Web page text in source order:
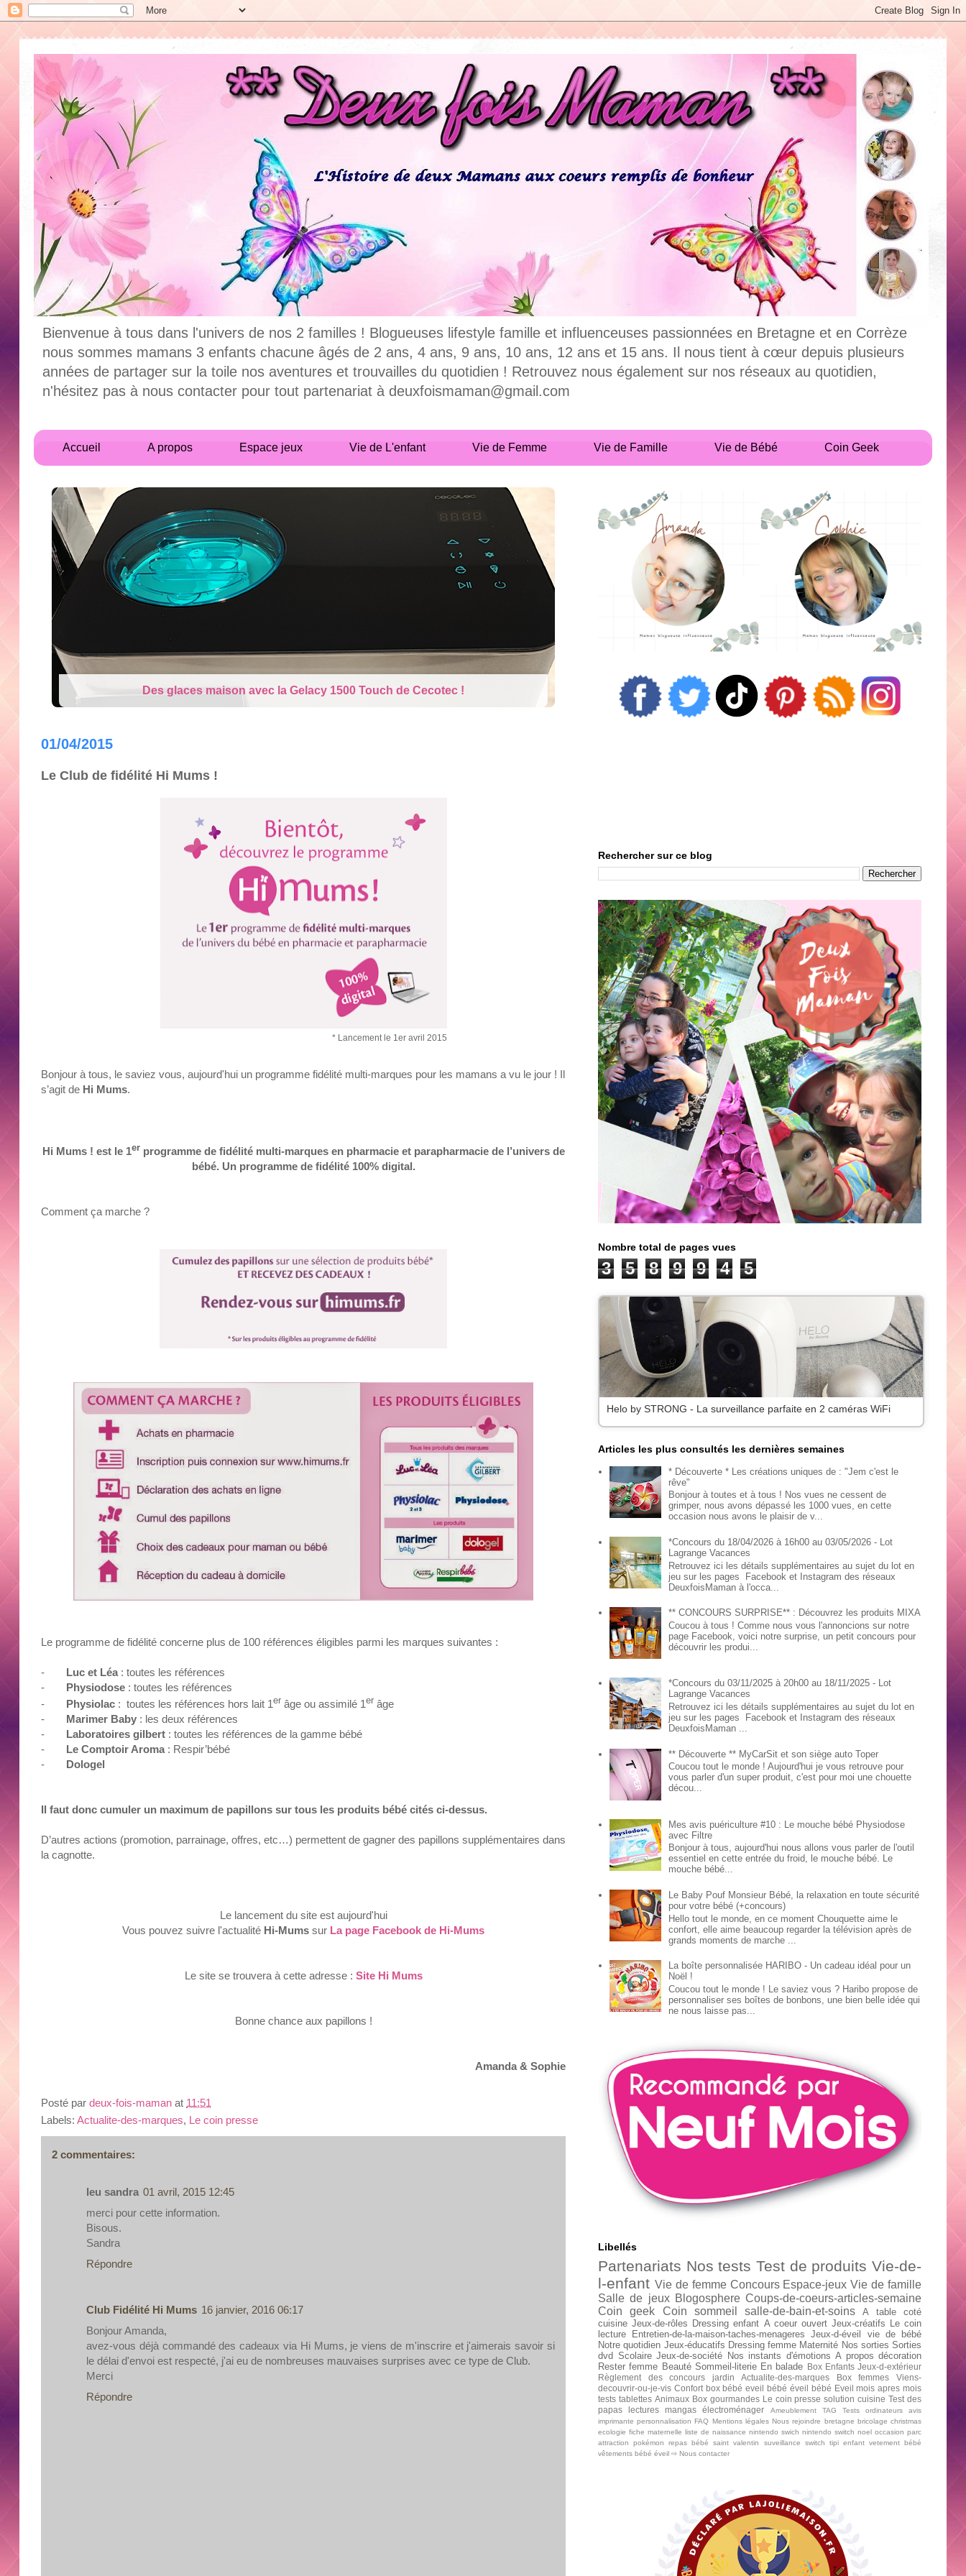
Bienvenue à tous dans l'univers de nos 2 familles ! Blogueuses lifestyle famille et influenceuses passionnées en Bretagne et en Corrèze
nous sommes mamans 3 enfants chacune âgés de 2 ans, 4 ans, 9 ans, 10 ans, 12 ans et 15 ans. Il nous tient à cœur depuis plusieurs
années de partager sur la toile nos aventures et trouvailles du quotidien ! Retrouvez nous également sur nos réseaux au quotidien,
n'hésitez pas à nous contacter pour tout partenariat à deuxfoismaman@gmail.com
Accueil A propos Espace jeux Vie de L'enfant Vie de Femme Vie de Famille Vie de Bébé Coin Geek
Cry Babies Fantasy Dream la Licorne : La poupée qui pleure
01/04/2015
Le Club de fidélité Hi Mums !
* Lancement le 1er avril 2015
Bonjour à tous, le saviez vous, aujourd'hui un programme fidélité multi-marques pour les mamans a vu le jour ! Il
s’agit de Hi Mums.
Hi Mums ! est le 1erprogramme de fidélité multi-marques en pharmacie et parapharmacie de l’univers de
bébé. Un programme de fidélité 100% digital.
Comment ça marche ?
Le programme de fidélité concerne plus de 100 références éligibles parmi les marques suivantes :
- Luc et Léa : toutes les références
-
Physiodose : toutes les références
-
Physiolac : toutes les références hors lait 1er âge ou assimilé 1er âge
-
Marimer Baby : les deux références
-
Laboratoires gilbert : toutes les références de la gamme bébé
-
Le Comptoir Aroma : Respir’bébé
-
Dologel
Il faut donc cumuler un maximum de papillons sur tous les produits bébé cités ci-dessus.
D’autres actions (promotion, parrainage, offres, etc…) permettent de gagner des papillons supplémentaires dans
la cagnotte.
Le lancement du site est aujourd'hui
Vous pouvez suivre l'actualité Hi-Mums sur La page Facebook de Hi-Mums
Le site se trouvera à cette adresse : Site Hi Mums
Bonne chance aux papillons !
Amanda & Sophie
Posté par deux-fois-maman at 11:51
Labels: Actualite-des-marques, Le coin presse
2 commentaires:
leu sandra 01 avril, 2015 12:45
merci pour cette information.
Bisous.
Sandra
Répondre
Club Fidélité Hi Mums 16 janvier, 2016 06:17
Bonjour Amanda,
avez-vous déjà commandé des cadeaux via Hi Mums, je viens de m'inscrire et j'aimerais savoir si
le délai d'envoi est respecté, j'ai eu de nombreuses mauvaises surprises avec ce type de Club.
Merci
Répondre
Rechercher sur ce blog
Nombre total de pages vues
3 5 8 9 9 4 5
Helo by STRONG - La surveillance parfaite en 2 caméras WiFi
Articles les plus consultés les dernières semaines
* Découverte * Les créations uniques de : "Jem c'est le
rêve"
Bonjour à toutes et à tous ! Nos vues ne cessent de
grimper, nous avons dépassé les 1000 vues, en cette
occasion nous avons le plaisir de v...
*Concours du 18/04/2026 à 16h00 au 03/05/2026 - Lot
Lagrange Vacances
Retrouvez ici les détails supplémentaires au sujet du lot en
jeu sur les pages Facebook et Instagram des réseaux
DeuxfoisMaman à l'occa...
** CONCOURS SURPRISE** : Découvrez les produits MIXA
Coucou à tous ! Comme nous vous l'annoncions sur notre
page Facebook, voici notre surprise, un petit concours pour
découvrir les produi...
*Concours du 03/11/2025 à 20h00 au 18/11/2025 - Lot
Lagrange Vacances
Retrouvez ici les détails supplémentaires au sujet du lot en
jeu sur les pages Facebook et Instagram des réseaux
DeuxfoisMaman ...
** Découverte ** MyCarSit et son siège auto Toper
Coucou tout le monde ! Aujourd'hui je vous retrouve pour
vous parler d'un super produit, c'est pour moi une chouette
décou...
Mes avis puériculture #10 : Le mouche bébé Physiodose
avec Filtre
Bonjour à tous, aujourd'hui nous allons vous parler de l'outil
essentiel en cette entrée du froid, le mouche bébé. Le
mouche bébé...
Le Baby Pouf Monsieur Bébé, la relaxation en toute sécurité
pour votre bébé (+concours)
Hello tout le monde, en ce moment Chouquette aime le
confort, elle aime beaucoup regarder la télévision après de
grands moments de marche ...
La boîte personnalisée HARIBO - Un cadeau idéal pour un
Noël !
Coucou tout le monde ! Le saviez vous ? Haribo propose de
personnaliser ses boîtes de bonbons, une bien belle idée qui
ne nous laisse pas...
Libellés
Partenariats Nos tests Test de produits Vie-de-
l-enfant Vie de femme Concours Espace-jeux Vie de famille
Salle de jeux Blogosphere Coups-de-coeurs-articles-semaine
Coin geek
Coin sommeil salle-de-bain-et-soins A table
coté
cuisine Jeux-de-rôles Dressing enfant A coeur ouvert Jeux-créatifs Le coin
lecture
Entretien-de-la-maison-taches-menageres Jeux-d-éveil
vie de bébé
Notre quotidien Jeux-éducatifs Dressing femme Maternité Nos sorties Sorties
dvd Scolaire Jeux-de-société Nos instants d'émotions A propos décoration
Rester femme Beauté Sommeil-literie En balade Box Enfants Jeux-d-extérieur
Règlement des concours
jardin Actualite-des-marques Box femmes
Viens-
decouvrir-ou-je-vis Confort box bébé eveil bébé éveil bébé Eveil mois apres mois
tests tablettes Animaux Box gourmandes Le coin presse solution cuisine Test des
papas
lectures mangas électroménager Ameublement TAG Tests ordinateurs
avis
imprimante personnalisation FAQ Mentions légales Nous rejoindre bretagne bricolage christmas
ecologie fiche maternelle liste de naissance nintendo swich nintendo switch noel occasion parc
attraction
pokémon repas bébé saint valentin suveillance switch tipi enfant vetement bébé
vêtements bébé éveil ⇨ Nous contacter